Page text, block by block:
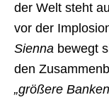
der Welt steht
vor der
Sienna bewegt
den
„größere